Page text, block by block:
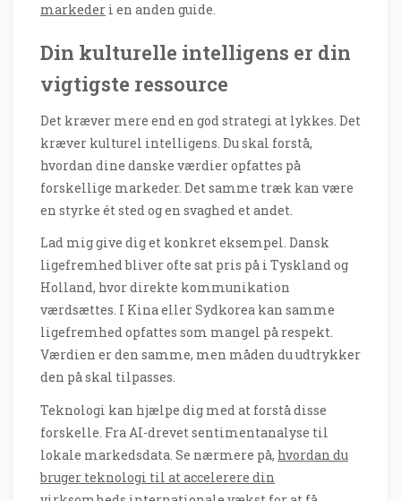
markeder i en anden guide.
Din kulturelle intelligens er din
vigtigste ressource
Det kræver mere end en god strategi at lykkes. Det
kræver kulturel intelligens. Du skal forstå,
hvordan dine danske værdier opfattes på
forskellige markeder. Det samme træk kan være
en styrke ét sted og en svaghed et andet.
Lad mig give dig et konkret eksempel. Dansk
ligefremhed bliver ofte sat pris på i Tyskland og
Holland, hvor direkte kommunikation
værdsættes. I Kina eller Sydkorea kan samme
ligefremhed opfattes som mangel på respekt.
Værdien er den samme, men måden du udtrykker
den på skal tilpasses.
Teknologi kan hjælpe dig med at forstå disse
forskelle. Fra AI-drevet sentimentanalyse til
lokale markedsdata. Se nærmere på, hvordan du
bruger teknologi til at accelerere din